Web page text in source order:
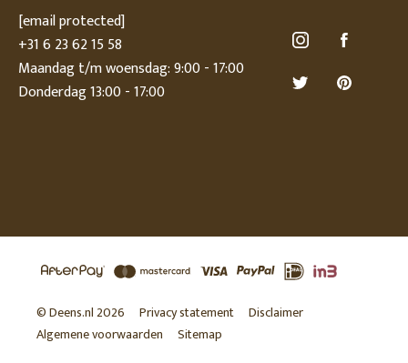
[email protected]
+31 6 23 62 15 58
Maandag t/m woensdag: 9:00 - 17:00
Donderdag 13:00 - 17:00
© Deens.nl 2026 Privacy statement
Disclaimer
Algemene voorwaarden
Sitemap